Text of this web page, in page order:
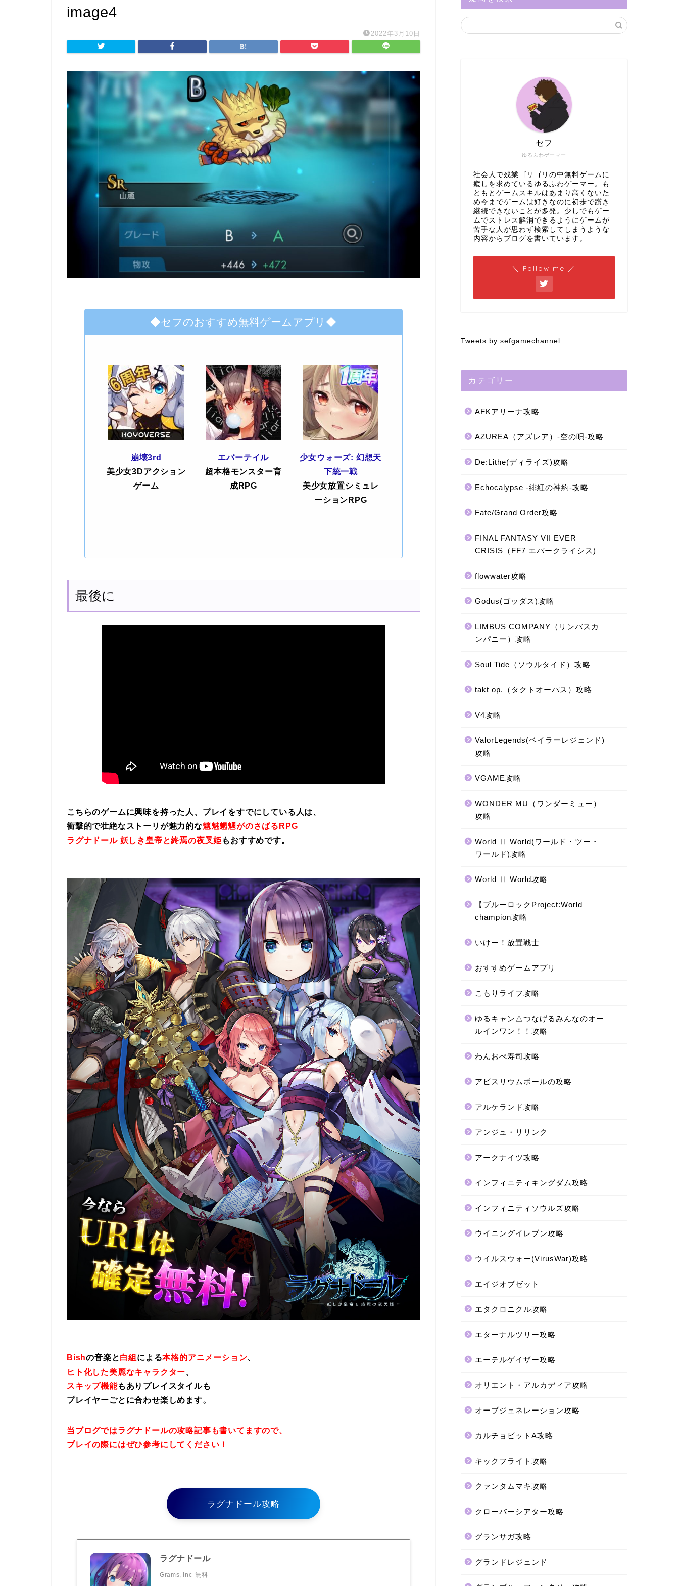
image4
2022年3月10日
◆セフのおすすめ無料ゲームアプリ◆
崩壊3rd
美少女3Dアクション
ゲーム
エバーテイル
超本格モンスター育
成RPG
少女ウォーズ: 幻想天
下統一戦
美少女放置シミュレ
ーションRPG
最後に
こちらのゲームに興味を持った人、プレイをすでにしている人は、
衝撃的で壮絶なストーリが魅力的な魑魅魍魎がのさばるRPG
ラグナドール 妖しき皇帝と終焉の夜叉姫 もおすすめです。
Bishの音楽と白組 による本格的アニメーション、
ヒト化した美麗なキャラクター、
スキップ機能もありプレイスタイルも
プレイヤーごとに合わせ楽しめます。
当ブログではラグナドールの攻略記事も書いてますので、
プレイの際にはぜひ参考にしてください！
ラグナドール攻略
ラグナドール
Grams, Inc 無料
ゆるふわゲーマー
セフ
社会人で残業ゴリゴリの中無料ゲームに
癒しを求めているゆるふわゲーマー。も
ともとゲームスキルはあまり高くないた
め今までゲームは好きなのに初歩で躓き
継続できないことが多発。少しでもゲー
ムでストレス解消できるようにゲームが
苦手な人が思わず検索してしまうような
内容からブログを書いています。
＼ Follow me ／
Tweets by sefgamechannel
カテゴリー
AFKアリーナ攻略
AZUREA（アズレア）-空の唄-攻略
De:Lithe(ディライズ)攻略
Echocalypse -緋紅の神約-攻略
Fate/Grand Order攻略
FINAL FANTASY VII EVER
CRISIS（FF7 エバークライシス)
flowwater攻略
Godus(ゴッダス)攻略
LIMBUS COMPANY（リンバスカ
ンパニー）攻略
Soul Tide（ソウルタイド）攻略
takt op.（タクトオーパス）攻略
V4攻略
ValorLegends(ベイラーレジェンド)
攻略
VGAME攻略
WONDER MU（ワンダーミュー）
攻略
World Ⅱ World(ワールド・ツー・
ワールド)攻略
World Ⅱ World攻略
【ブルーロックProject:World
champion攻略
いけー！放置戦士
おすすめゲームアプリ
こもりライフ攻略
ゆるキャン△つなげるみんなのオー
ルインワン！！攻略
わんおぺ寿司攻略
アビスリウムポールの攻略
アルケランド攻略
アンジュ・リリンク
アークナイツ攻略
インフィニティキングダム攻略
インフィニティソウルズ攻略
ウイニングイレブン攻略
ウイルスウォー(VirusWar)攻略
エイジオブゼット
エタクロニクル攻略
エターナルツリー攻略
エーテルゲイザー攻略
オリエント・アルカディア攻略
オーブジェネレーション攻略
カルチョビットA攻略
キックフライト攻略
クァンタムマキ攻略
クローバーシアター攻略
グランサガ攻略
グランドレジェンド